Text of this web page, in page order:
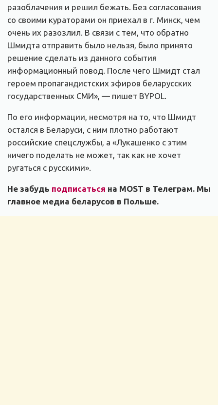
разоблачения и решил бежать. Без согласования
со своими кураторами он приехал в г. Минск, чем
очень их разозлил. В связи с тем, что обратно
Шмидта отправить было нельзя, было принято
решение сделать из данного события
информационный повод. После чего Шмидт стал
героем пропагандистских эфиров беларусских
государственных СМИ», — пишет BYPOL.
По его информации, несмотря на то, что Шмидт
остался в Беларуси, с ним плотно работают
российские спецслужбы, а «Лукашенко с этим
ничего поделать не может, так как не хочет
ругаться с русскими».
Не забудь подписаться на MOST в Телеграм. Мы
главное медиа беларусов в Польше.